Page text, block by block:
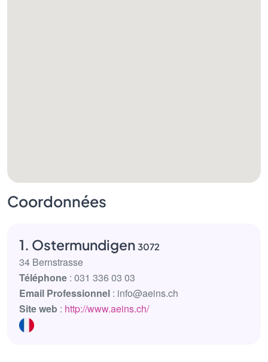
Coordonnées
1. Ostermundigen 3072
34 Bernstrasse
Téléphone : 031 336 03 03
Email Professionnel : info@aeins.ch
Site web : http://www.aeins.ch/